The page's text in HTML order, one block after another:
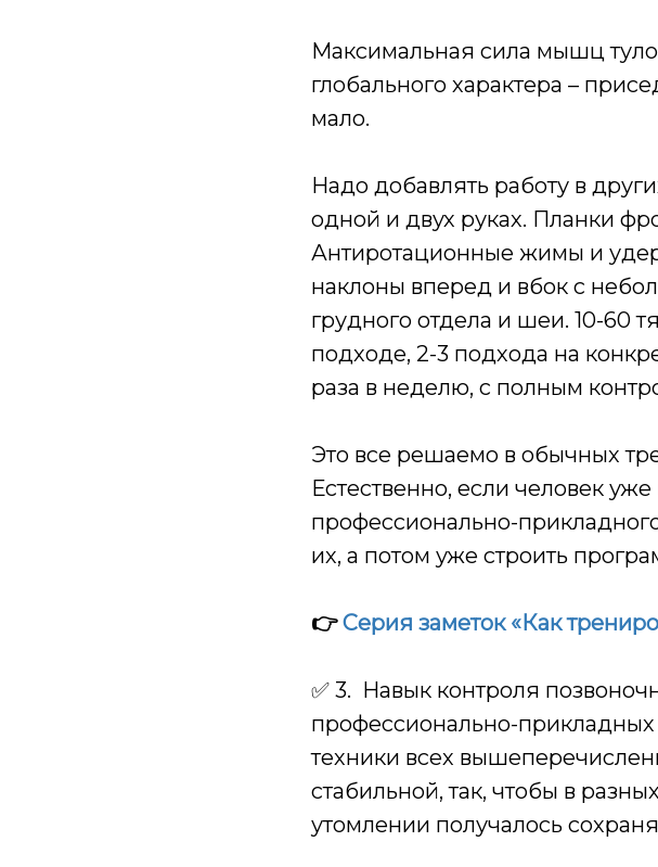
Максимальная сила мышц
глобального характера –
мало.
Надо добавлять работу в
одной и двух руках. Планки
Антиротационные жимы и
наклоны вперед и вбок с
грудного отдела и шеи. 10-60
подходе, 2-3 подхода на
раза в неделю, с полным
Это все решаемо в обычных
Естественно, если человек
профессионально-
их, а потом уже строить
👉Серия заметок «Как
✅ 3. Навык контроля
профессионально-
техники всех
стабильной, так, чтобы в
утомлении получалось